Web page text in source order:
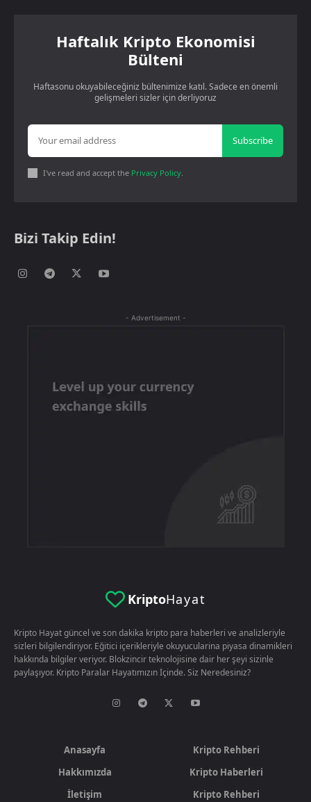
Haftalık Kripto Ekonomisi
Bülteni
Haftasonu okuyabileceğiniz bültenimize katıl. Sadece en önemli
gelişmeleri sizler için derliyoruz
Subscribe
I've read and accept the Privacy Policy.
Bizi Takip Edin!
- Advertisement -
KriptoHayat
Kripto Hayat güncel ve son dakika kripto para haberleri ve analizleriyle
sizleri bilgilendiriyor. Eğitici içerikleriyle okuyucularina piyasa dinamikleri
hakkında bilgiler veriyor. Blokzincir teknolojisine dair her şeyi sizinle
paylaşıyor. Kripto Paralar Hayatımızın İçinde. Siz Neredesiniz?
Anasayfa
Hakkımızda
İletişim
Kripto Rehberi
Kripto Haberleri
Kripto Rehberi